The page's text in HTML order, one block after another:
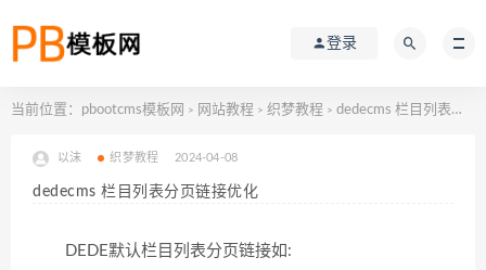
登录
当前位置： pbootcms模板网 > 网站教程 > 织梦教程 > dedecms 栏目列表分页链接优化
以沫 织梦教程 2024-04-08
dedecms 栏目列表分页链接优化
DEDE默认栏目列表分页链接如: